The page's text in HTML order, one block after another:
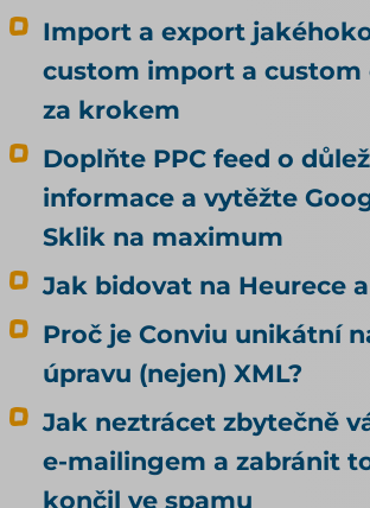
se tedy rozhodl vědomě. Alza
rozhodlo nastavení, které kvůli
nedělal. Rada, kterou k tomu na
najdete, bývá pořád stejná: dejte
produktová data. Je to dobrá
odpovídá na jinou otázku, než si
myslí. Kvalitní data rozhodují o
umělá inteligence doporučí. To,
článek je proto o nakupování, ne o
doporučování. Odpovídá na tři otázky:
mě agent nakoupit už dnes, i když
nikde nepovolil? Co bych musel udělat, aby u
mě mohl nakupovat oficiálně, a
Kdo zaplatí škodu, když agent
jiného, než měl? Jak vás má umělá inteligence
vůbec najít a doporučit, řeší téma
Import a export
custom import a
za krokem
Doplňte PPC feed o
informace a vytěžte
Sklik na maximum
Jak bidovat na Heurece
Proč je Conviu unikátní
úpravu (nejen) XML?
Jak neztrácet zbytečně
e-mailingem a zabránit
končil ve spamu